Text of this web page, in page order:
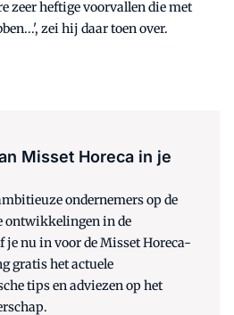
zeer heftige voorvallen die met
zei hij daar toen over.
Misset Horeca in je
ondernemers op de
ontwikkelingen in de
je nu in voor de Misset Horeca-
gratis het actuele
tips en adviezen op het